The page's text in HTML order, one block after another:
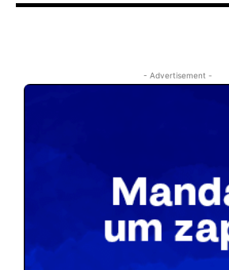
- Advertisement -